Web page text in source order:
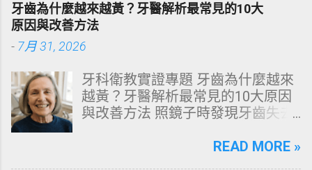
牙齒為什麼越來越黃？牙醫解析最常見的10大
原因與改善方法
- 7月 31, 2026
牙科衛教實證專題 牙齒為什麼越來
越黃？牙醫解析最常見的10大原因
與改善方法 照鏡子時發現牙齒失去
文由專業牙科思維出發，深度剖析
READ MORE »